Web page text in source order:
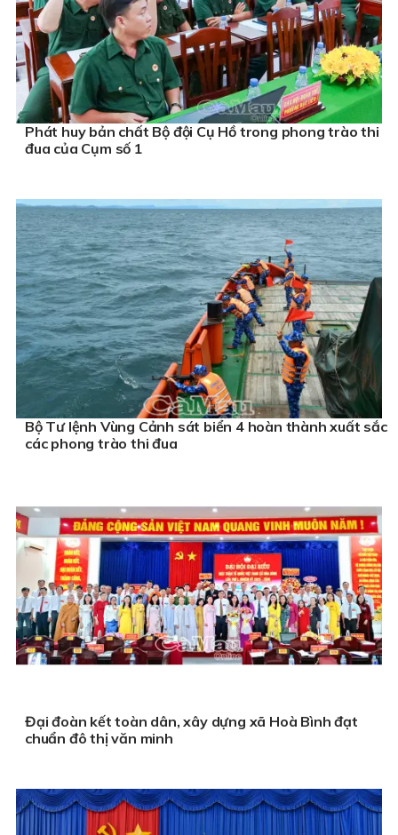
Phát huy bản chất Bộ đội Cụ Hồ trong phong trào thi
đua của Cụm số 1
Bộ Tư lệnh Vùng Cảnh sát biển 4 hoàn thành xuất sắc
các phong trào thi đua
Đại đoàn kết toàn dân, xây dựng xã Hoà Bình đạt
chuẩn đô thị văn minh